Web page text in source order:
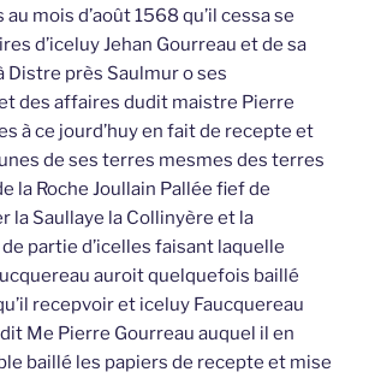
mois d’août 1568 qu’il cessa se
d’iceluy Jehan Gourreau et de sa
Distre près Saulmur o ses
des affaires dudit maistre Pierre
à ce jourd’huy en fait de recepte et
de ses terres mesmes des terres
la Roche Joullain Pallée fief de
la Saullaye la Collinyère et la
partie d’icelles faisant laquelle
auroit quelquefois baillé
recepvoir et iceluy Faucquereau
Me Pierre Gourreau auquel il en
baillé les papiers de recepte et mise